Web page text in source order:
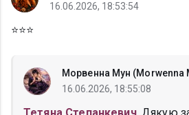
16.06.2026, 18:53:54
⭐⭐⭐
Морвенна Мун (Morwenna
16.06.2026, 18:55:08